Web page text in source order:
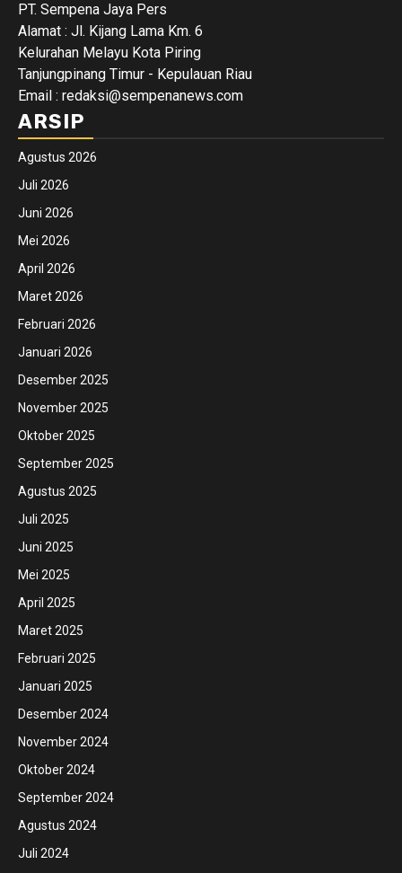
PT. Sempena Jaya Pers
Alamat : Jl. Kijang Lama Km. 6
Kelurahan Melayu Kota Piring
Tanjungpinang Timur - Kepulauan Riau
Email : redaksi@sempenanews.com
ARSIP
Agustus 2026
Juli 2026
Juni 2026
Mei 2026
April 2026
Maret 2026
Februari 2026
Januari 2026
Desember 2025
November 2025
Oktober 2025
September 2025
Agustus 2025
Juli 2025
Juni 2025
Mei 2025
April 2025
Maret 2025
Februari 2025
Januari 2025
Desember 2024
November 2024
Oktober 2024
September 2024
Agustus 2024
Juli 2024